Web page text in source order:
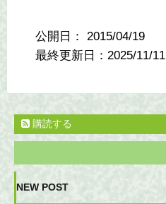
公開日： 2015/04/19
最終更新日：2025/11/11
購読する
NEW POST